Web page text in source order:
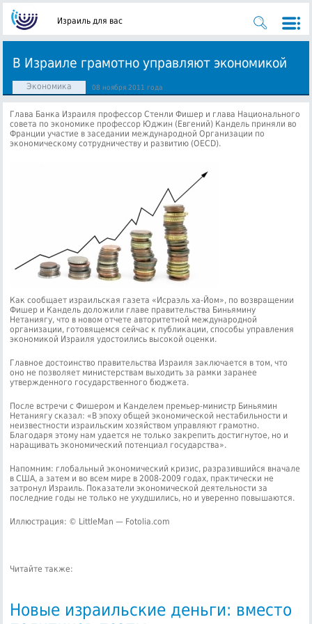
Израиль для вас
В Израиле грамотно управляют экономикой
Экономика 08 ноября 2011 года
Глава Банка Израиля профессор Стенли Фишер и глава Национального
совета по экономике профессор Юджин (Евгений) Кандель приняли во
Франции участие в заседании международной Организации по
экономическому сотрудничеству и развитию (OECD).
Как сообщает израильская газета «Исраэль ха-Йом», по возвращении
Фишер и Кандель доложили главе правительства Биньямину
Нетаниягу, что в новом отчете авторитетной международной
организации, готовящемся сейчас к публикации, способы управления
экономикой Израиля удостоились высокой оценки.
Главное достоинство правительства Израиля заключается в том, что
оно не позволяет министерствам выходить за рамки заранее
утвержденного государственного бюджета.
После встречи с Фишером и Канделем премьер-министр Биньямин
Нетаниягу сказал: «В эпоху общей экономической нестабильности и
неизвестности израильским хозяйством управляют грамотно.
Благодаря этому нам удается не только закрепить достигнутое, но и
наращивать экономический потенциал государства».
Напомним: глобальный экономический кризис, разразившийся вначале
в США, а затем и во всем мире в 2008-2009 годах, практически не
затронул Израиль. Показатели экономической деятельности за
последние годы не только не ухудшились, но и уверенно повышаются.
Иллюстрация: © LittleMan — Fotolia.com
Читайте также:
Новые израильские деньги: вместо